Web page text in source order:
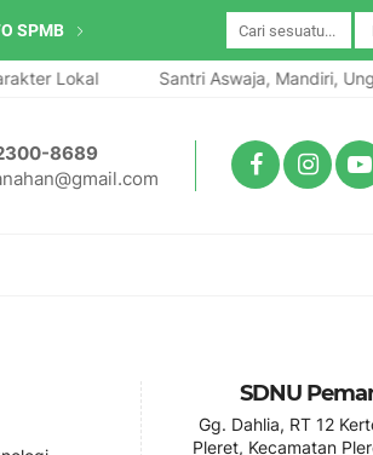
SPMB
Lokal Santri Aswaja, Mandiri,
8689
SDNU
Gg. Dahlia, RT 12
Pleret, Kecamatan